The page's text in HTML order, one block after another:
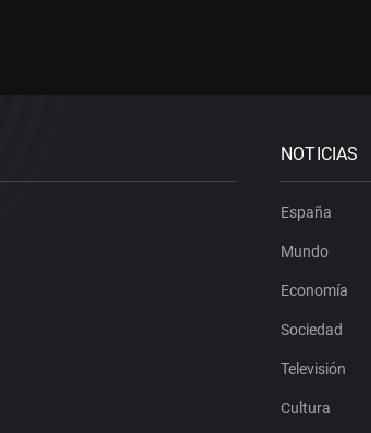
NOTICIAS
España
Mundo
Economía
Sociedad
Televisión
Cultura